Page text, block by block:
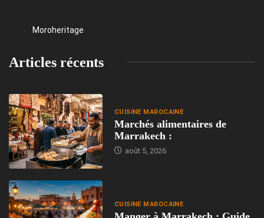
Moroheritage
Articles récents
CUISINE MAROCAINE
Marchés alimentaires de
Marrakech :
août 5, 2026
CUISINE MAROCAINE